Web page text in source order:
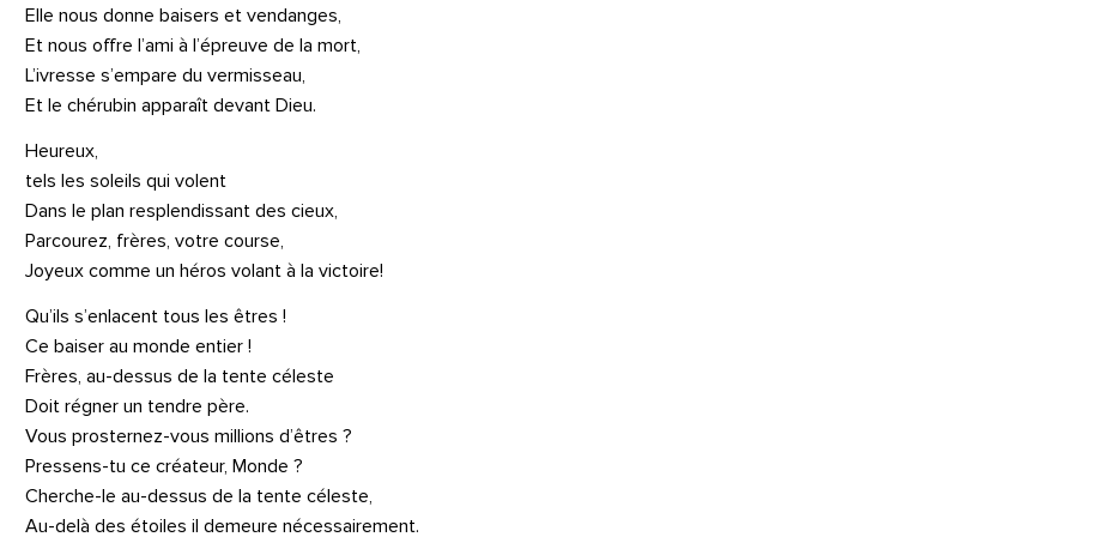
Elle nous donne baisers et vendanges,
Et nous offre l’ami à l’épreuve de la mort,
L’ivresse s’empare du vermisseau,
Et le chérubin apparaît devant Dieu.
Heureux,
tels les soleils qui volent
Dans le plan resplendissant des cieux,
Parcourez, frères, votre course,
Joyeux comme un héros volant à la victoire!
Qu’ils s’enlacent tous les êtres !
Ce baiser au monde entier !
Frères, au-dessus de la tente céleste
Doit régner un tendre père.
Vous prosternez-vous millions d’êtres ?
Pressens-tu ce créateur, Monde ?
Cherche-le au-dessus de la tente céleste,
Au-delà des étoiles il demeure nécessairement.